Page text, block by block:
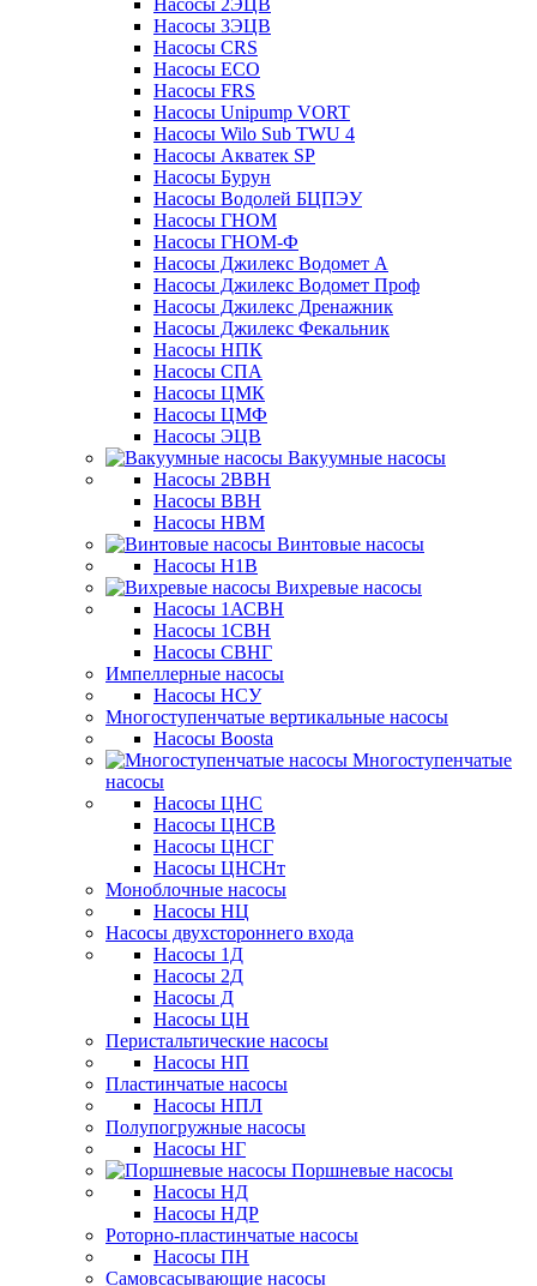
Насосы 2ЭЦВ
Насосы 3ЭЦВ
Насосы CRS
Насосы ECO
Насосы FRS
Насосы Unipump VORT
Насосы Wilo Sub TWU 4
Насосы Акватек SP
Насосы Бурун
Насосы Водолей БЦПЭУ
Насосы ГНОМ
Насосы ГНОМ-Ф
Насосы Джилекс Водомет А
Насосы Джилекс Водомет Проф
Насосы Джилекс Дренажник
Насосы Джилекс Фекальник
Насосы НПК
Насосы СПА
Насосы ЦМК
Насосы ЦМФ
Насосы ЭЦВ
Вакуумные насосы
Насосы 2ВВН
Насосы ВВН
Насосы НВМ
Винтовые насосы
Насосы Н1В
Вихревые насосы
Насосы 1АСВН
Насосы 1СВН
Насосы СВНГ
Импеллерные насосы
Насосы НСУ
Многоступенчатые вертикальные насосы
Насосы Boosta
Многоступенчатые
насосы
Насосы ЦНС
Насосы ЦНСВ
Насосы ЦНСГ
Насосы ЦНСНт
Моноблочные насосы
Насосы НЦ
Насосы двухстороннего входа
Насосы 1Д
Насосы 2Д
Насосы Д
Насосы ЦН
Перистальтические насосы
Насосы НП
Пластинчатые насосы
Насосы НПЛ
Полупогружные насосы
Насосы НГ
Поршневые насосы
Насосы НД
Насосы НДР
Роторно-пластинчатые насосы
Насосы ПН
Самовсасывающие насосы